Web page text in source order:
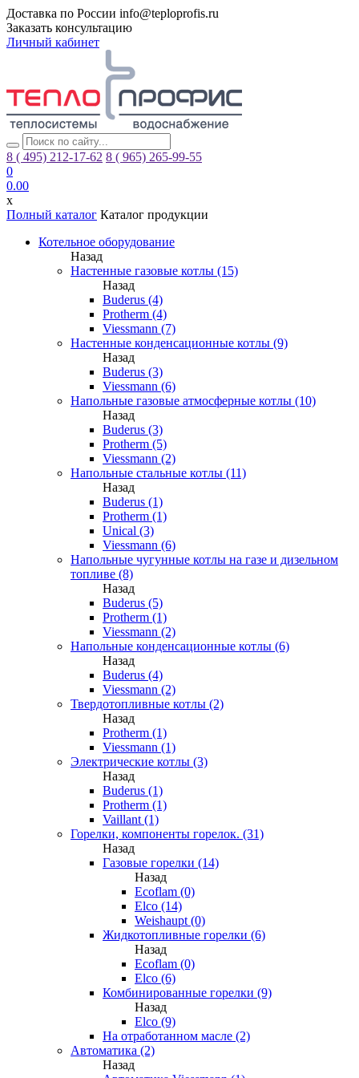
Доставка по России info@teploprofis.ru
Заказать консультацию
Личный кабинет
8 ( 495) 212-17-62 8 ( 965) 265-99-55
0
0.00
x
Полный каталог Каталог продукции
Котельное оборудование
Назад
Настенные газовые котлы (15)
Назад
Buderus (4)
Protherm (4)
Viessmann (7)
Настенные конденсационные котлы (9)
Назад
Buderus (3)
Viessmann (6)
Напольные газовые атмосферные котлы (10)
Назад
Buderus (3)
Protherm (5)
Viessmann (2)
Напольные стальные котлы (11)
Назад
Buderus (1)
Protherm (1)
Unical (3)
Viessmann (6)
Напольные чугунные котлы на газе и дизельном
топливе (8)
Назад
Buderus (5)
Protherm (1)
Viessmann (2)
Напольные конденсационные котлы (6)
Назад
Buderus (4)
Viessmann (2)
Твердотопливные котлы (2)
Назад
Protherm (1)
Viessmann (1)
Электрические котлы (3)
Назад
Buderus (1)
Protherm (1)
Vaillant (1)
Горелки, компоненты горелок. (31)
Назад
Газовые горелки (14)
Назад
Ecoflam (0)
Elco (14)
Weishaupt (0)
Жидкотопливные горелки (6)
Назад
Ecoflam (0)
Elco (6)
Комбинированные горелки (9)
Назад
Elco (9)
На отработанном масле (2)
Автоматика (2)
Назад